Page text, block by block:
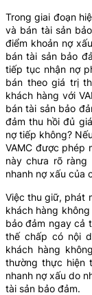
Trong giai đoạn
và bán tài sản
điểm khoản nợ
bán tài sản bảo
tiếp tục nhận nợ
bán theo giá trị
khách hàng với
bán tài sản bảo
đảm thu hồi đủ
nợ tiếp không?
VAMC được phép
này chưa rõ
nhanh nợ xấu của
Việc thu giữ, phát
khách hàng
bảo đảm ngay cả
thế chấp có nội
khách hàng
thường thực hiện
nhanh nợ xấu do
tài sản bảo đảm.